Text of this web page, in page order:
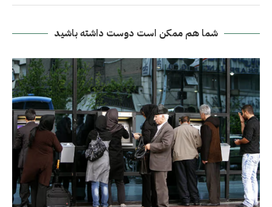
شما هم ممکن است دوست داشته باشید